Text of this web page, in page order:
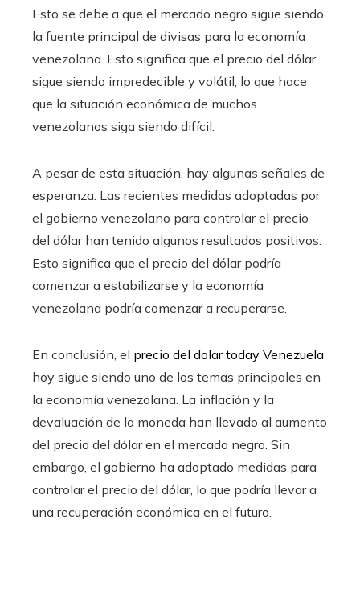
Esto se debe a que el mercado negro sigue siendo
la fuente principal de divisas para la economía
venezolana. Esto significa que el precio del dólar
sigue siendo impredecible y volátil, lo que hace
que la situación económica de muchos
venezolanos siga siendo difícil.
A pesar de esta situación, hay algunas señales de
esperanza. Las recientes medidas adoptadas por
el gobierno venezolano para controlar el precio
del dólar han tenido algunos resultados positivos.
Esto significa que el precio del dólar podría
comenzar a estabilizarse y la economía
venezolana podría comenzar a recuperarse.
En conclusión, el precio del dolar today Venezuela
hoy sigue siendo uno de los temas principales en
la economía venezolana. La inflación y la
devaluación de la moneda han llevado al aumento
del precio del dólar en el mercado negro. Sin
embargo, el gobierno ha adoptado medidas para
controlar el precio del dólar, lo que podría llevar a
una recuperación económica en el futuro.